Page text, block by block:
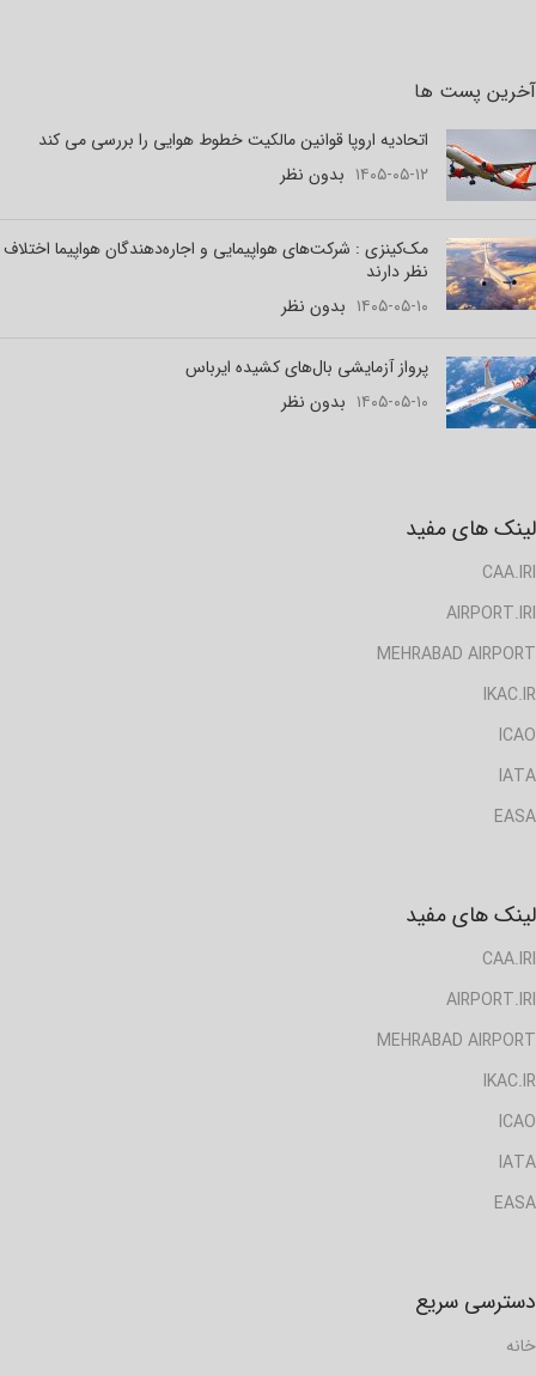
آخرین پست ها
اتحادیه اروپا قوانین مالکیت خطوط هوایی را بررسی می کند
۱۴۰۵-۰۵-۱۲ بدون نظر
مک‌کینزی : شرکت‌های هواپیمایی و اجاره‌دهندگان هواپیما اختلاف
نظر دارند
۱۴۰۵-۰۵-۱۰ بدون نظر
پرواز آزمایشی بال‌های کشیده ایرباس
۱۴۰۵-۰۵-۱۰ بدون نظر
لینک های مفید
CAA.IRI
AIRPORT.IRI
MEHRABAD AIRPORT
IKAC.IR
ICAO
IATA
EASA
لینک های مفید
CAA.IRI
AIRPORT.IRI
MEHRABAD AIRPORT
IKAC.IR
ICAO
IATA
EASA
دسترسی سریع
خانه